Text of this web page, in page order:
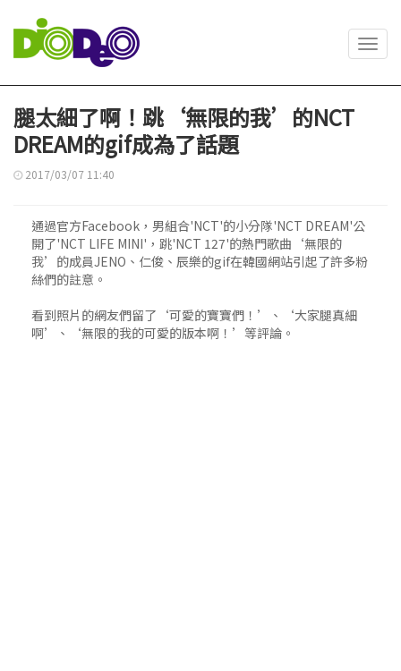
腿太細了啊！跳‘無限的我’的NCT
DREAM的gif成為了話題
2017/03/07 11:40
通過官方Facebook，男組合'NCT'的小分隊'NCT DREAM'公
開了'NCT LIFE MINI'，跳'NCT 127'的熱門歌曲‘無限的
我’的成員JENO、仁俊、辰樂的gif在韓國網站引起了許多粉
絲們的註意。
看到照片的網友們留了‘可愛的寶寶們！’、‘大家腿真細
啊’、‘無限的我的可愛的版本啊！’等評論。